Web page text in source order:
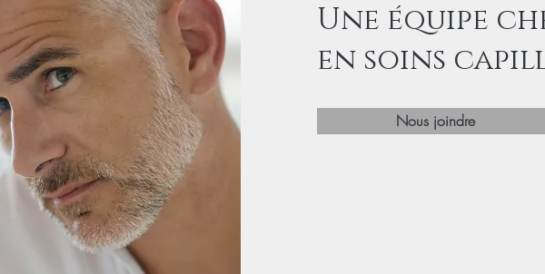
Une équipe
en soins
Nous joindre